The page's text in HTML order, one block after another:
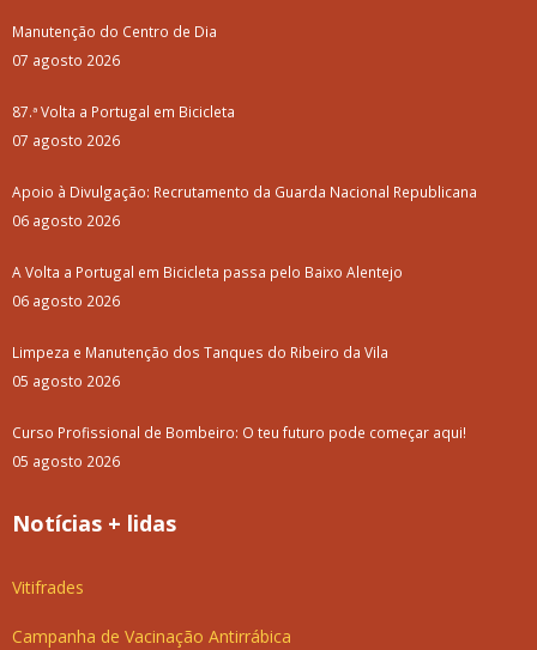
Manutenção do Centro de Dia
07 agosto 2026
87.ª Volta a Portugal em Bicicleta
07 agosto 2026
Apoio à Divulgação: Recrutamento da Guarda Nacional Republicana
06 agosto 2026
A Volta a Portugal em Bicicleta passa pelo Baixo Alentejo
06 agosto 2026
Limpeza e Manutenção dos Tanques do Ribeiro da Vila
05 agosto 2026
Curso Profissional de Bombeiro: O teu futuro pode começar aqui!
05 agosto 2026
Notícias + lidas
Vitifrades
Campanha de Vacinação Antirrábica